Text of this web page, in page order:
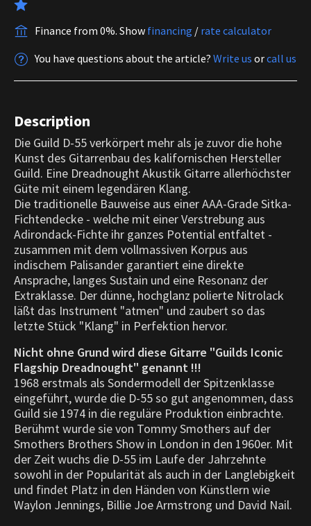
Finance from 0%. Show financing / rate calculator
You have questions about the article? Write us orcall us
Description
Die Guild D-55 verkörpert mehr als je zuvor die hohe
Kunst des Gitarrenbau des kalifornischen Hersteller
Guild. Eine Dreadnought Akustik Gitarre allerhöchster
Güte mit einem legendären Klang.
Die traditionelle Bauweise aus einer AAA-Grade Sitka-
Fichtendecke - welche mit einer Verstrebung aus
Adirondack-Fichte ihr ganzes Potential entfaltet -
zusammen mit dem vollmassiven Korpus aus
indischem Palisander garantiert eine direkte
Ansprache, langes Sustain und eine Resonanz der
Extraklasse. Der dünne, hochglanz polierte Nitrolack
läßt das Instrument "atmen" und zaubert so das
letzte Stück "Klang" in Perfektion hervor.
Nicht ohne Grund wird diese Gitarre "Guilds Iconic
Flagship Dreadnought" genannt !!!
1968 erstmals als Sondermodell der Spitzenklasse
eingeführt, wurde die D-55 so gut angenommen, dass
Guild sie 1974 in die reguläre Produktion einbrachte.
Berühmt wurde sie von Tommy Smothers auf der
Smothers Brothers Show in London in den 1960er. Mit
der Zeit wuchs die D-55 im Laufe der Jahrzehnte
sowohl in der Popularität als auch in der Langlebigkeit
und findet Platz in den Händen von Künstlern wie
Waylon Jennings, Billie Joe Armstrong und David Nail.